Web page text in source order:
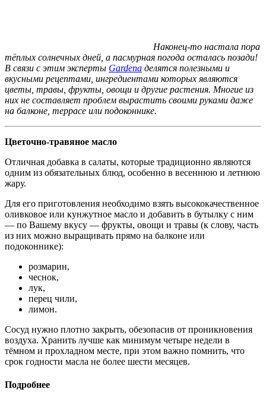
Наконец-то настала пора
тёплых солнечных дней, а пасмурная погода осталась позади!
В связи с этим эксперты Gardena делятся полезными и
вкусными рецептами, ингредиентами которых являются
цветы, травы, фрукты, овощи и другие растения. Многие из
них не составляет проблем вырастить своими руками даже
на балконе, террасе или подоконнике.
Цветочно-травяное масло
Отличная добавка в салаты, которые традиционно являются
одним из обязательных блюд, особенно в весеннюю и летнюю
жару.
Для его приготовления необходимо взять высококачественное
оливковое или кунжутное масло и добавить в бутылку с ним
— по Вашему вкусу — фрукты, овощи и травы (к слову, часть
из них можно выращивать прямо на балконе или
подоконнике):
розмарин,
чеснок,
лук,
перец чили,
лимон.
Сосуд нужно плотно закрыть, обезопасив от проникновения
воздуха. Хранить лучше как минимум четыре недели в
тёмном и прохладном месте, при этом важно помнить, что
срок годности масла не более шести месяцев.
Подробнее